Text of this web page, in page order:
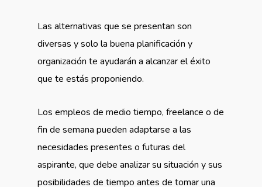
Las alternativas que se presentan son
diversas y solo la buena planificación y
organización te ayudarán a alcanzar el éxito
que te estás proponiendo.
Los empleos de medio tiempo, freelance o de
fin de semana pueden adaptarse a las
necesidades presentes o futuras del
aspirante, que debe analizar su situación y sus
posibilidades de tiempo antes de tomar una